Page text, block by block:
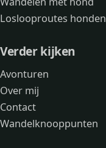
Loslooproutes honden
Verder kijken
Avonturen
Over mij
Contact
Wandelknooppunten